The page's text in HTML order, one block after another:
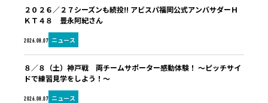
2026.08.07 ニュース
２０２６／２７シーズンも続投!! アビスパ福岡公式アンバサダーＨ
ＫＴ４８ 豊永阿紀さん
2026.08.07 ニュース
８／８（土）神戸戦 両チームサポーター感動体験！ ～ピッチサイ
ドで練習見学をしよう！～